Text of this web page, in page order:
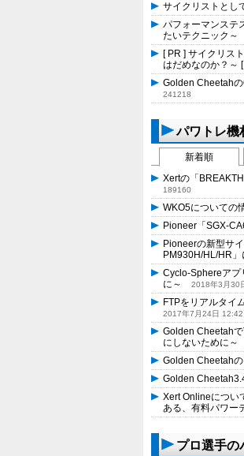
サイクリストとし
パフォーマンステ
たいテクニック～
[ PR ] サイクリス
はだめなのか？
Golden Cheetah
241218
パワトレ機
新着順
Xertの「
189160
WKO5についての
Pioneer「SGX-
Pioneerの新型サ
PM930H/HL/HR
Cyclo-Sphereアプ
に～
2018年3月30
FTPをリアルタイ
2017年7月24日 12:42
Golden Cheetah
にしないために～
Golden Cheetah
Golden
Xert Onlineについ
ある、有料パワー
プロ選手の